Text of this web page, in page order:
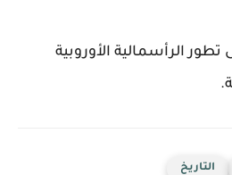
الرأسمالية الأوروبية
التاريخ